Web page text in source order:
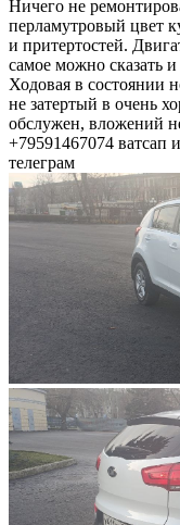
Ничего не
перламутровый цвет
и притертостей.
самое можно сказать
Ходовая в состоянии
не затертый в очень
обслужен, вложений
+79591467074 ватсап
телеграм